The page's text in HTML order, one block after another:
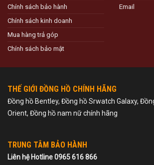
Chính sách bảo hành
Chính sách kinh doanh
Mua hàng trả góp
Chính sách bảo mật
Email
THẾ GIỚI ĐỒNG HỒ CHÍNH HÃNG
Đồng hồ Bentley, Đồng hồ Srwatch Galaxy,
Orient, Đồng hồ nam nữ chính hãng
TRUNG TÂM BẢO HÀNH
Liên hệ Hotline 0965 616 866